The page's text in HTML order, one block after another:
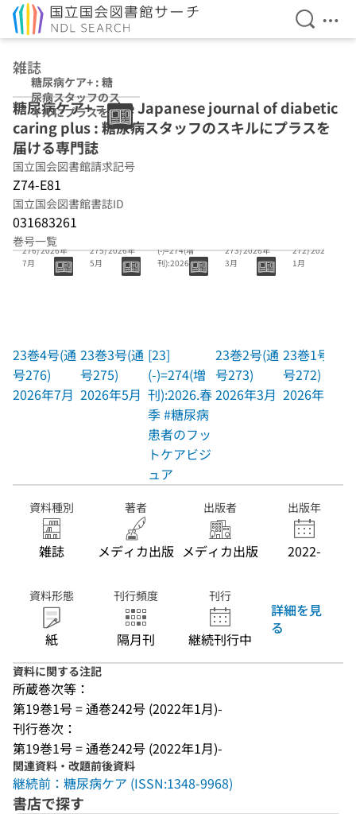
検索を
メ
雑誌
糖尿病ケア+ : 糖
尿病スタッフのス
キルにプラスを届
ける専門誌
糖尿病ケア+ = The Japanese journal of diabetic
caring plus : 糖尿病スタッフのスキルにプラスを
届ける専門誌
国立国会図書館請求記号
Z74-E81
国立国会図書館書誌ID
031683261
巻号一覧
23巻4号(通号
276) 2026年
7月
23巻4号(通
号276)
2026年7月
275) 2026年
5月
23巻3号(通
号275)
2026年5月
(-)=274(増
刊):2026.春
季 #糖尿病患
[23]
(-)=274(増
刊):2026.春
季 #糖尿病
患者のフッ
トケアビジ
ュア
273) 2026年
3月
23巻2号(通
号273)
2026年3月
272) 2026年
1月
23巻1号(通
号272)
2026年1月
資料種別
雑誌
著者
メディカ出版
出版者
メディカ出版
出版年
2022-
資料形態
紙
刊行頻度
隔月刊
刊行
継続刊行中
詳細を見
る
資料に関する注記
所蔵巻次等：
第19巻1号 = 通巻242号 (2022年1月)-
刊行巻次：
第19巻1号 = 通巻242号 (2022年1月)-
関連資料・改題前後資料
継続前：糖尿病ケア (ISSN:1348-9968)
書店で探す